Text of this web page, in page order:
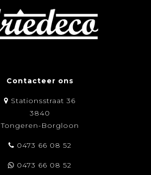
Contacteer ons
Stationsstraat 36
3840
Tongeren-Borgloon
0473 66 08 52
0473 66 08 52